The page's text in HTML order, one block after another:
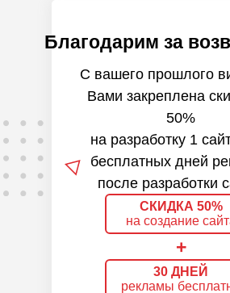
СКИДКА 50%
на создание
30 ДНЕЙ
рекламы
+
С вашего прошлого
Вами закреплена
50%
на разработку 1
бесплатных дней
после разработки
Благодарим за